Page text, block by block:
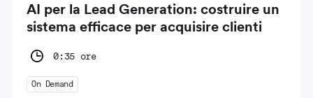
AI per la Lead Generation: costruire un
sistema efficace per acquisire clienti
0:35 ore
On Demand